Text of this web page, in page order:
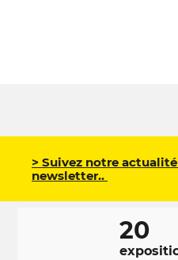
> Suivez notre
newsletter..
20